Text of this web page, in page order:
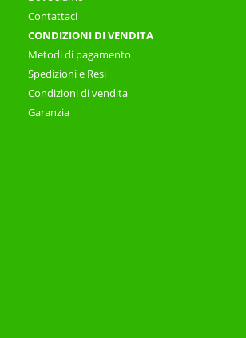
Contattaci
CONDIZIONI DI VENDITA
Metodi di pagamento
Spedizioni e Resi
Condizioni di vendita
Garanzia